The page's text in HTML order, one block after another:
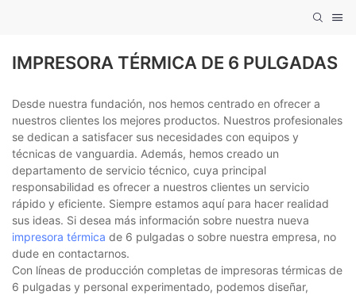
IMPRESORA TÉRMICA DE 6 PULGADAS
Desde nuestra fundación, nos hemos centrado en ofrecer a
nuestros clientes los mejores productos. Nuestros profesionales
se dedican a satisfacer sus necesidades con equipos y
técnicas de vanguardia. Además, hemos creado un
departamento de servicio técnico, cuya principal
responsabilidad es ofrecer a nuestros clientes un servicio
rápido y eficiente. Siempre estamos aquí para hacer realidad
sus ideas. Si desea más información sobre nuestra nueva
impresora térmica de 6 pulgadas o sobre nuestra empresa, no
dude en contactarnos.
Con líneas de producción completas de impresoras térmicas de
6 pulgadas y personal experimentado, podemos diseñar,